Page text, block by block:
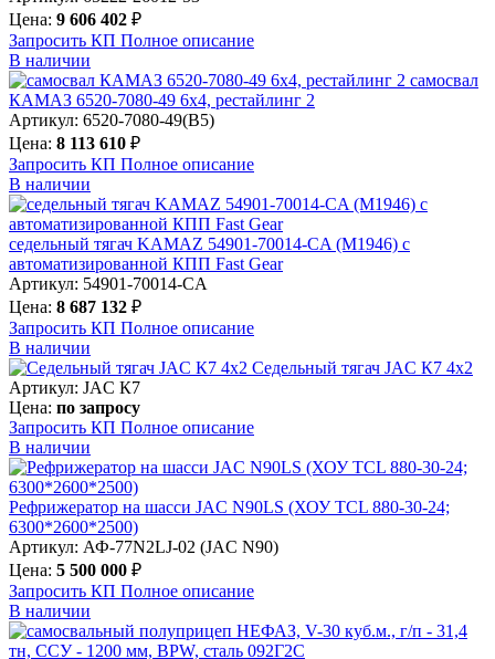
Цена: 9 606 402 ₽
Запросить КП Полное описание
В наличии
самосвал
КАМАЗ 6520-7080-49 6х4, рестайлинг 2
Артикул: 6520-7080-49(B5)
Цена: 8 113 610 ₽
Запросить КП Полное описание
В наличии
седельный тягач KAMAZ 54901-70014-CA (М1946) с
автоматизированной КПП Fast Gear
Артикул: 54901-70014-CA
Цена: 8 687 132 ₽
Запросить КП Полное описание
В наличии
Седельный тягач JAC К7 4х2
Артикул: JAC К7
Цена: по запросу
Запросить КП Полное описание
В наличии
Рефрижератор на шасси JAC N90LS (ХОУ TCL 880-30-24;
6300*2600*2500)
Артикул: АФ-77N2LJ-02 (JAC N90)
Цена: 5 500 000 ₽
Запросить КП Полное описание
В наличии